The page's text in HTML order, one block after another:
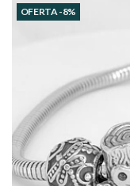
OFERTA -8%